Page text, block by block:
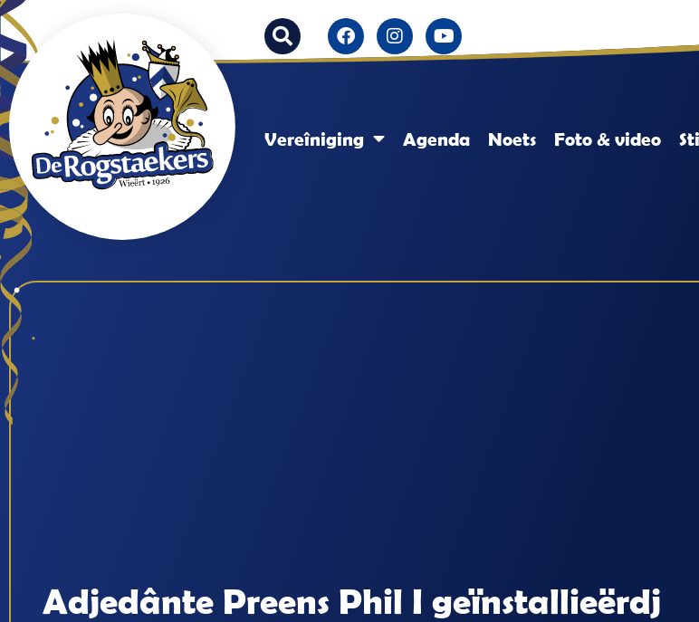
Vereîniging Agenda Noets Foto & video
Adjedânte Preens Phil I geïnstallieërdj